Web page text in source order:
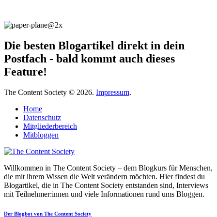
Die besten Blogartikel direkt in dein
Postfach - bald kommt auch dieses
Feature!
The Content Society © 2026. Impressum.
Home
Datenschutz
Mitgliederbereich
Mitbloggen
Willkommen in The Content Society – dem Blogkurs für Menschen,
die mit ihrem Wissen die Welt verändern möchten. Hier findest du
Blogartikel, die in The Content Society entstanden sind, Interviews
mit Teilnehmer:innen und viele Informationen rund ums Bloggen.
Der Blogbot von The Content Society